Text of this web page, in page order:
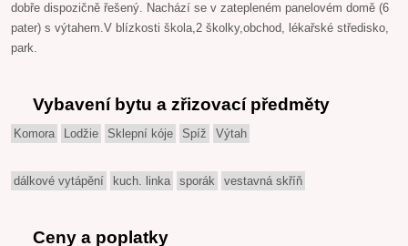
dobře dispozičně řešený. Nachází se v zatepleném panelovém domě (6
pater) s výtahem.V blízkosti škola,2 školky,obchod, lékařské středisko,
park.
Vybavení bytu a zřizovací předměty
Komora Lodžie Sklepní kóje Spíž Výtah
dálkové vytápění kuch. linka sporák vestavná skříň
Ceny a poplatky